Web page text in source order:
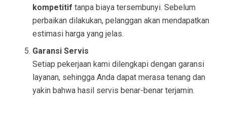
kompetitif tanpa biaya tersembunyi. Sebelum
perbaikan dilakukan, pelanggan akan mendapatkan
estimasi harga yang jelas.
Garansi Servis
Setiap pekerjaan kami dilengkapi dengan garansi
layanan, sehingga Anda dapat merasa tenang dan
yakin bahwa hasil servis benar-benar terjamin.